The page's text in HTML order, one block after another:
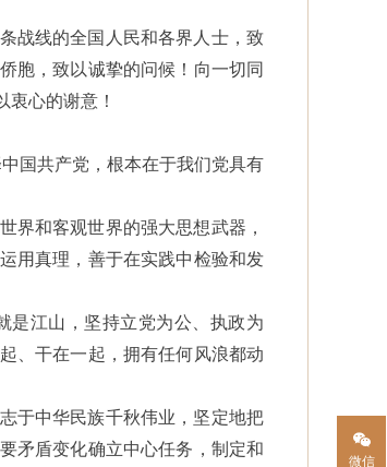
战线的全国人民和各界人士，致
胞，致以诚挚的问候！向一切同
心的谢意！
国共产党，根本在于我们党具有
和客观世界的强大思想武器，
用真理，善于在实践中检验和发
江山，坚持立党为公、执政为
、干在一起，拥有任何风浪都动
于中华民族千秋伟业，坚定地把
矛盾变化确立中心任务，制定和
微信